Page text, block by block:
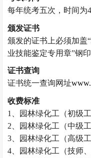
每年统考五次，时间为
颁发证书
颁发的证书上必须加盖
业技能鉴定专用章”钢
证书查询
证书统一查询网址
收费标准
1、 园林绿化工 （初级
2、 园林绿化工 （中级
3、 园林绿化工 （高级
4、 园林绿化工 （技师